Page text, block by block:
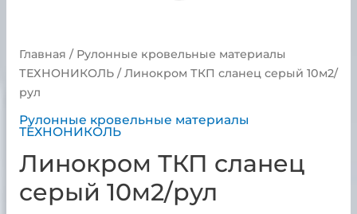
Главная / Рулонные кровельные материалы
ТЕХНОНИКОЛЬ/ Линокром ТКП сланец серый 10м2/
рул
Рулонные кровельные материалы
ТЕХНОНИКОЛЬ
Линокром ТКП сланец
серый 10м2/рул